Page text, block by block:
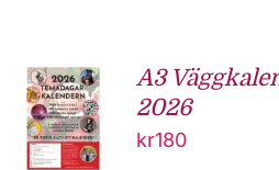
A3
2026
kr180